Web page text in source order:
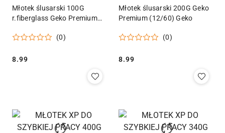
Młotek ślusarski 100G
r.fiberglass Geko Premium
(0)
Cena:
8.99
Młotek ślusarski 200G Geko
Premium (12/60) Geko
(0)
Cena:
8.99